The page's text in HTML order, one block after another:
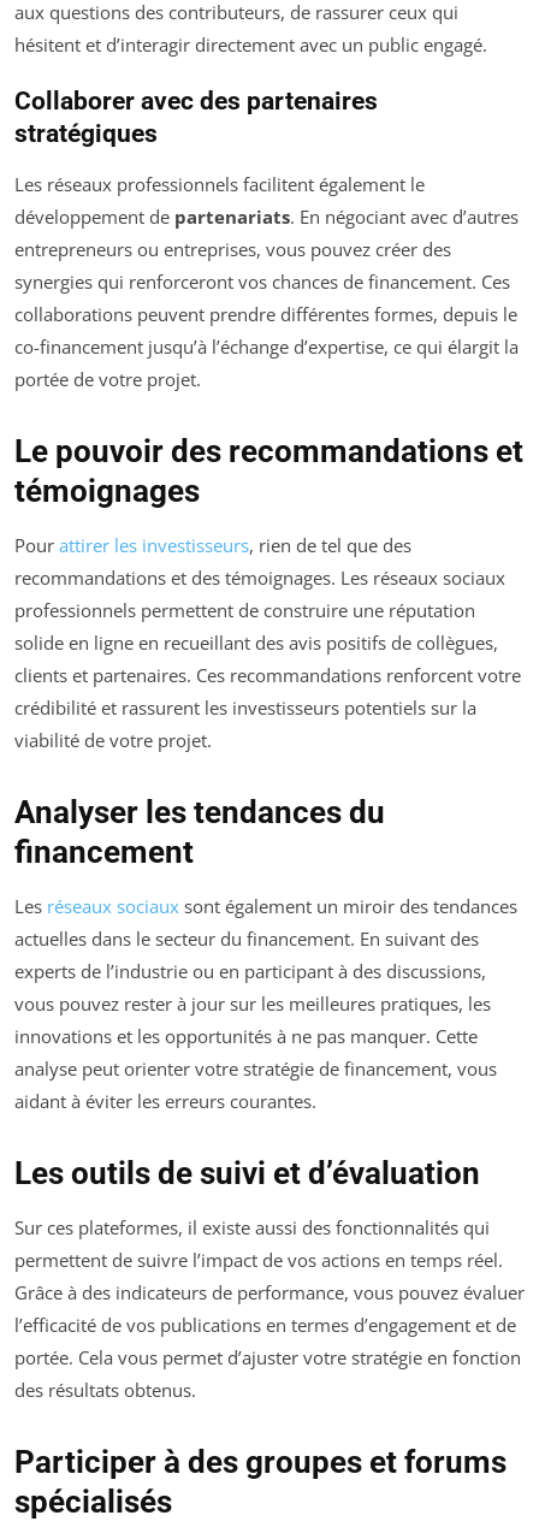
aux questions des contributeurs, de rassurer ceux qui
hésitent et d’interagir directement avec un public engagé.
Collaborer avec des partenaires
stratégiques
Les réseaux professionnels facilitent également le
développement de partenariats. En négociant avec d’autres
entrepreneurs ou entreprises, vous pouvez créer des
synergies qui renforceront vos chances de financement. Ces
collaborations peuvent prendre différentes formes, depuis le
co-financement jusqu’à l’échange d’expertise, ce qui élargit la
portée de votre projet.
Le pouvoir des recommandations et
témoignages
Pour attirer les investisseurs, rien de tel que des
recommandations et des témoignages. Les réseaux sociaux
professionnels permettent de construire une réputation
solide en ligne en recueillant des avis positifs de collègues,
clients et partenaires. Ces recommandations renforcent votre
crédibilité et rassurent les investisseurs potentiels sur la
viabilité de votre projet.
Analyser les tendances du
financement
Les réseaux sociaux sont également un miroir des tendances
actuelles dans le secteur du financement. En suivant des
experts de l’industrie ou en participant à des discussions,
vous pouvez rester à jour sur les meilleures pratiques, les
innovations et les opportunités à ne pas manquer. Cette
analyse peut orienter votre stratégie de financement, vous
aidant à éviter les erreurs courantes.
Les outils de suivi et d’évaluation
Sur ces plateformes, il existe aussi des fonctionnalités qui
permettent de suivre l’impact de vos actions en temps réel.
Grâce à des indicateurs de performance, vous pouvez évaluer
l’efficacité de vos publications en termes d’engagement et de
portée. Cela vous permet d’ajuster votre stratégie en fonction
des résultats obtenus.
Participer à des groupes et forums
spécialisés